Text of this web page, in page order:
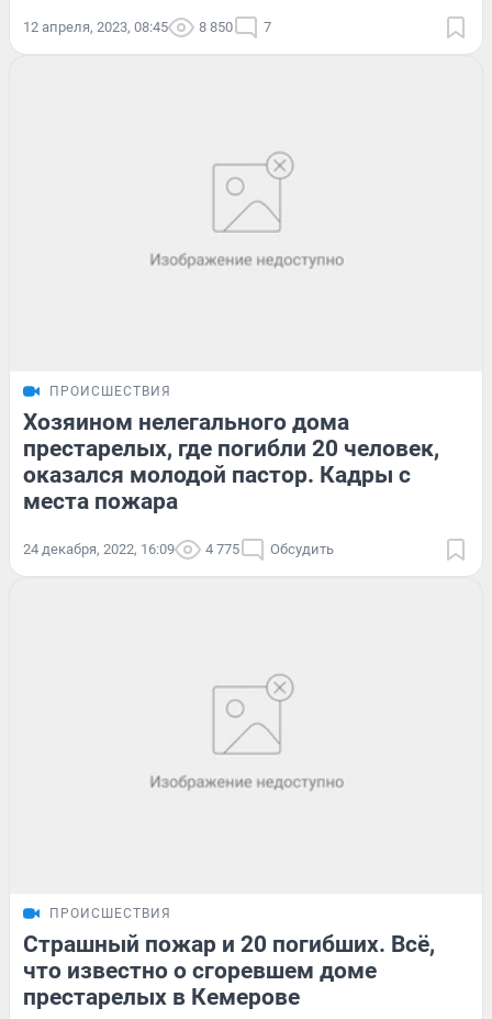
12 апреля, 2023, 08:45 8 850 7
ПРОИСШЕСТВИЯ
Хозяином нелегального дома
престарелых, где погибли 20 человек,
оказался молодой пастор. Кадры с
места пожара
24 декабря, 2022, 16:09 4 775 Обсудить
ПРОИСШЕСТВИЯ
Страшный пожар и 20 погибших. Всё,
что известно о сгоревшем доме
престарелых в Кемерове